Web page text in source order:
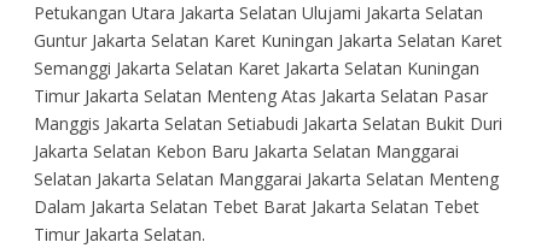
Petukangan Utara Jakarta Selatan Ulujami Jakarta Selatan
Guntur Jakarta Selatan Karet Kuningan Jakarta Selatan Karet
Semanggi Jakarta Selatan Karet Jakarta Selatan Kuningan
Timur Jakarta Selatan Menteng Atas Jakarta Selatan Pasar
Manggis Jakarta Selatan Setiabudi Jakarta Selatan Bukit Duri
Jakarta Selatan Kebon Baru Jakarta Selatan Manggarai
Selatan Jakarta Selatan Manggarai Jakarta Selatan Menteng
Dalam Jakarta Selatan Tebet Barat Jakarta Selatan Tebet
Timur Jakarta Selatan.